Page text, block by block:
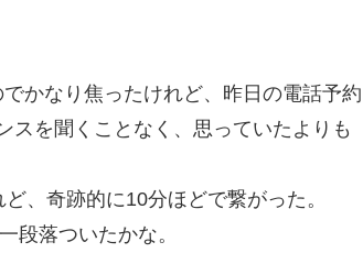
かなり焦ったけれど、昨日の電話予約
スを聞くことなく、思っていたよりも
、奇跡的に10分ほどで繋がった。
段落ついたかな。